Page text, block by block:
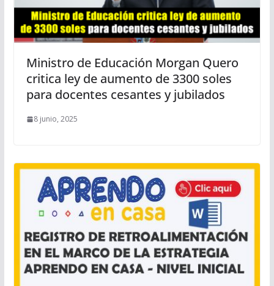
Ministro de Educación Morgan Quero
critica ley de aumento de 3300 soles
para docentes cesantes y jubilados
8 junio, 2025